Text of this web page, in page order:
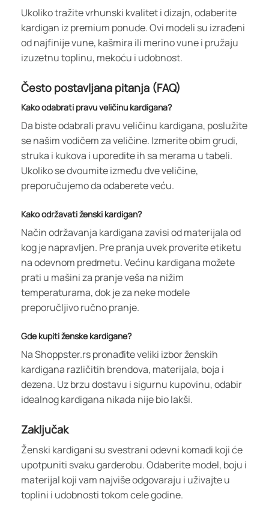
Ukoliko tražite vrhunski kvalitet i dizajn, odaberite
kardigan iz premium ponude. Ovi modeli su izrađeni
od najfinije vune, kašmira ili merino vune i pružaju
izuzetnu toplinu, mekoću i udobnost.
Često postavljana pitanja (FAQ)
Kako odabrati pravu veličinu kardigana?
Da biste odabrali pravu veličinu kardigana, poslužite
se našim vodičem za veličine. Izmerite obim grudi,
struka i kukova i uporedite ih sa merama u tabeli.
Ukoliko se dvoumite između dve veličine,
preporučujemo da odaberete veću.
Kako održavati ženski kardigan?
Način održavanja kardigana zavisi od materijala od
kog je napravljen. Pre pranja uvek proverite etiketu
na odevnom predmetu. Većinu kardigana možete
prati u mašini za pranje veša na nižim
temperaturama, dok je za neke modele
preporučljivo ručno pranje.
Gde kupiti ženske kardigane?
Na Shoppster.rs pronađite veliki izbor ženskih
kardigana različitih brendova, materijala, boja i
dezena. Uz brzu dostavu i sigurnu kupovinu, odabir
idealnog kardigana nikada nije bio lakši.
Zaključak
Ženski kardigani su svestrani odevni komadi koji će
upotpuniti svaku garderobu. Odaberite model, boju i
materijal koji vam najviše odgovaraju i uživajte u
toplini i udobnosti tokom cele godine.